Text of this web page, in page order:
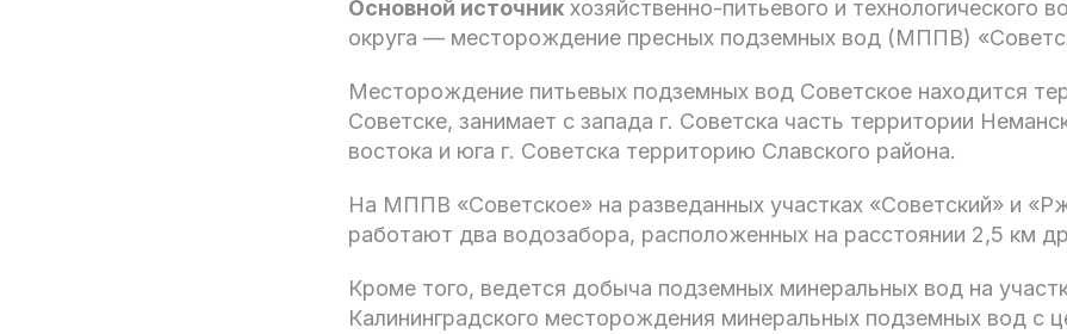
Основной источник хозяйственно-питьевого и технологического
округа — месторождение пресных подземных вод (МППВ)
Месторождение питьевых подземных вод Советское находится
Советске, занимает с запада г. Советска часть территории
востока и юга г. Советска территорию Славского района.
На МППВ «Советское» на разведанных участках «Советский» и
работают два водозабора, расположенных на расстоянии 2,5 км
Кроме того, ведется добыча подземных минеральных вод на
Калининградского месторождения минеральных подземных вод с